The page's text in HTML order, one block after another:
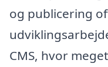
og publicering
CMS, hvor